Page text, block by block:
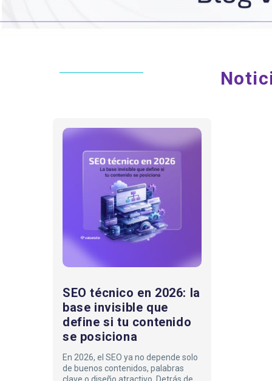
SEO
técnico
en
2026:
la
base
invisible
que
contenido
se
posiciona
SEO técnico en 2026: la
base invisible que
define si tu contenido
se posiciona
En 2026, el SEO ya no depende solo
de buenos contenidos, palabras
clave o diseño atractivo. Detrás de